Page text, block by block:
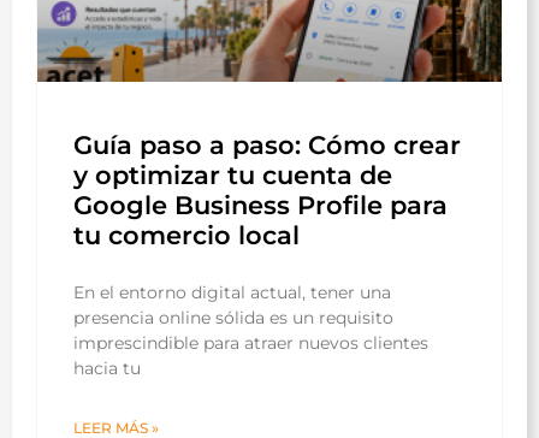
Guía paso a paso: Cómo crear
y optimizar tu cuenta de
Google Business Profile para
tu comercio local
En el entorno digital actual, tener una
presencia online sólida es un requisito
imprescindible para atraer nuevos clientes
hacia tu
LEER MÁS »